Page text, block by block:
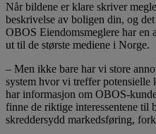
Når bildene er klare skriver
beskrivelse av boligen din, og
OBOS Eiendomsmeglere har en
ut til de største mediene i Norge.
– Men ikke bare har vi store
system hvor vi treffer
har informasjon om OBOS-
finne de riktige interessentene
skreddersydd markedsføring,